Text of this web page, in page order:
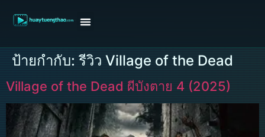
ป้ายกำกับ: รีวิว Village of the Dead
Village of the Dead ผีบังตาย 4 (2025)